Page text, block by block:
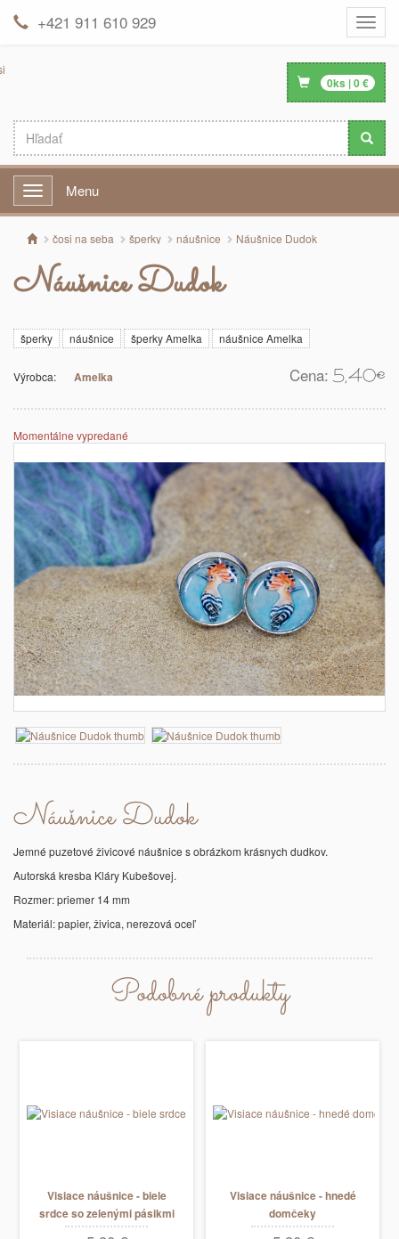
Toggle
+421 911 610 929
0ks |0€
Menu Menu
čosi na seba šperky náušnice Náušnice Dudok
Náušnice Dudok
šperky náušnice šperky Amelka náušnice Amelka
Výrobca: Amelka Cena: 5,40€
Momentálne vypredané
Náušnice Dudok
Jemné puzetové živicové náušnice s obrázkom krásnych dudkov.
Autorská kresba Kláry Kubešovej.
Rozmer: priemer 14 mm
Materiál: papier, živica, nerezová oceľ
Podobné produkty
Visiace náušnice - biele
srdce so zelenými pásikmi
Visiace náušnice - hnedé
domčeky